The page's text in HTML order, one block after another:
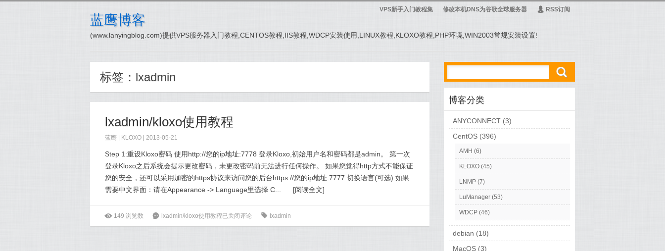
蓝鹰博客
(www.lanyingblog.com)提供VPS服务器入门教程,CENTOS教程,IIS教程,WDCP安装使用,LINUX教程,KLOXO教程,PHP环境,WIN2003常规安装设置!
VPS新手入门教程集 修改本机DNS为谷歌全球服务器 Ą RSS订阅
标签： lxadmin
lxadmin/kloxo使用教程
蓝鹰 | KLOXO | 2013-05-21
Step 1:重设Kloxo密码 使用http://您的ip地址:7778 登录Kloxo,初始用户名和密码都是admin。 第一次
登录Kloxo之后系统会提示更改密码，未更改密码前无法进行任何操作。 如果您觉得http方式不能保证
您的安全，还可以采用加密的https协议来访问您的后台https://您的ip地址:7777 切换语言(可选) 如果
需要中文界面：请在Appearance -> Language里选择 C...
[阅读全文]
ė 149 浏览数 6 lxadmin/kloxo使用教程已关闭评论 0 lxadmin
ő
博客分类
ANYCONNECT (3)
CentOS (396)
AMH (6)
KLOXO (45)
LNMP (7)
LuManager (53)
WDCP (46)
debian (18)
MacOS (3)